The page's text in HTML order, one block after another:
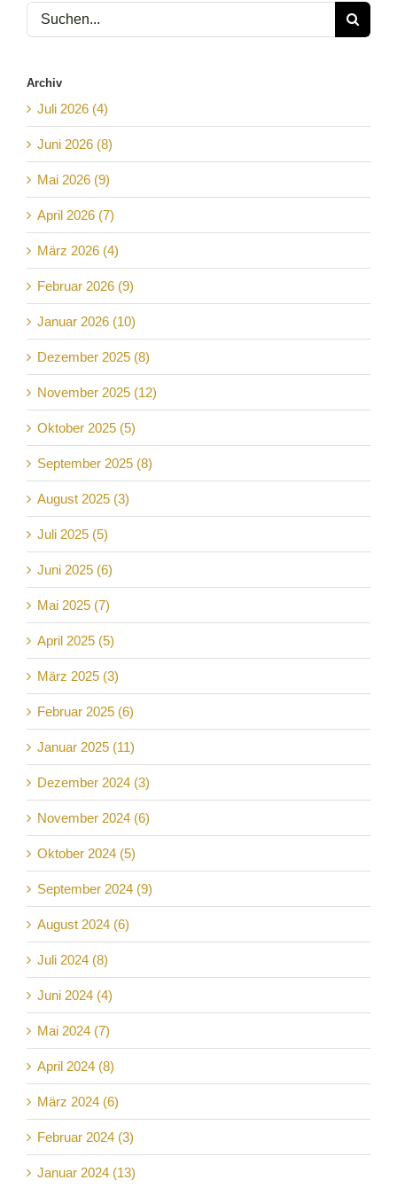
Suche
nach:
Archiv
Juli 2026 (4)
Juni 2026 (8)
Mai 2026 (9)
April 2026 (7)
März 2026 (4)
Februar 2026 (9)
Januar 2026 (10)
Dezember 2025 (8)
November 2025 (12)
Oktober 2025 (5)
September 2025 (8)
August 2025 (3)
Juli 2025 (5)
Juni 2025 (6)
Mai 2025 (7)
April 2025 (5)
März 2025 (3)
Februar 2025 (6)
Januar 2025 (11)
Dezember 2024 (3)
November 2024 (6)
Oktober 2024 (5)
September 2024 (9)
August 2024 (6)
Juli 2024 (8)
Juni 2024 (4)
Mai 2024 (7)
April 2024 (8)
März 2024 (6)
Februar 2024 (3)
Januar 2024 (13)